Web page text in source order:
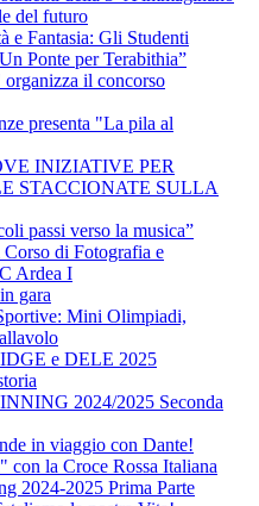
del futuro
e Fantasia: Gli Studenti
Ponte per Terabithia”
il concorso
presenta "La pila al
INIZIATIVE PER
STACCIONATE SULLA
passi verso la musica”
di Fotografia e
Ardea I
gara
Mini Olimpiadi,
e DELE 2025
2024/2025 Seconda
in viaggio con Dante!
con la Croce Rossa Italiana
2024-2025 Prima Parte